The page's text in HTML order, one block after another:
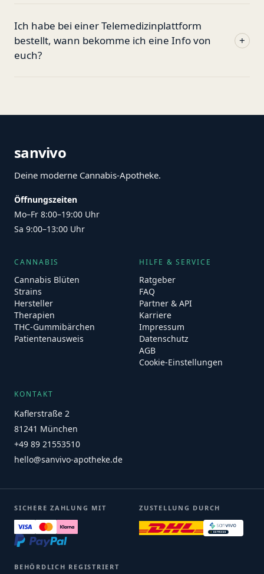
Ich habe bei einer Telemedizinplattform
bestellt, wann bekomme ich eine Info von
euch?
+
sanvivo
Deine moderne Cannabis-Apotheke.
Öffnungszeiten
Mo–Fr 8:00–19:00 Uhr
Sa 9:00–13:00 Uhr
CANNABIS
Cannabis Blüten
Strains
Hersteller
Therapien
THC-Gummibärchen
Patientenausweis
HILFE & SERVICE
Ratgeber
FAQ
Partner & API
Karriere
Impressum
Datenschutz
AGB
Cookie-Einstellungen
KONTAKT
Kaflerstraße 2
81241 München
+49 89 21553510
hello@sanvivo-apotheke.de
SICHERE ZAHLUNG MIT ZUSTELLUNG DURCH
BEHÖRDLICH REGISTRIERT